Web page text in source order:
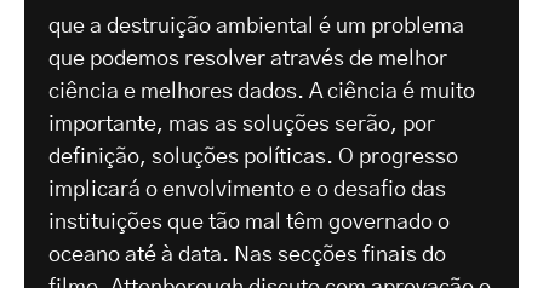
que a destruição ambiental é um problema
que podemos resolver através de melhor
ciência e melhores dados. A ciência é muito
importante, mas as soluções serão, por
definição, soluções políticas. O progresso
implicará o envolvimento e o desafio das
instituições que tão mal têm governado o
oceano até à data. Nas secções finais do